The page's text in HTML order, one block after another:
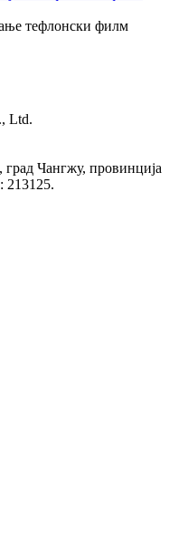
тефлонски филм
Ltd.
град Чангжу, провинција
213125.